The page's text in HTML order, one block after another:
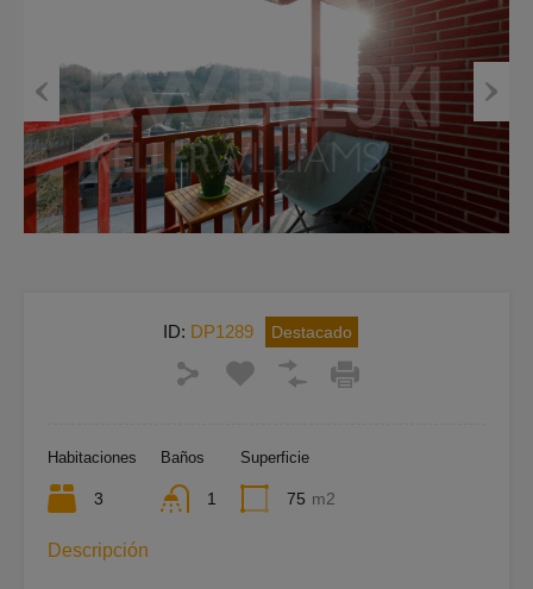
Previous Next
ID: DP1289 Destacado
Habitaciones
3
Baños
1
Superficie
75 m2
Descripción